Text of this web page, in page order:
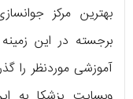
بهترین مرکز
برجسته در این
آموزشی موردنظر را